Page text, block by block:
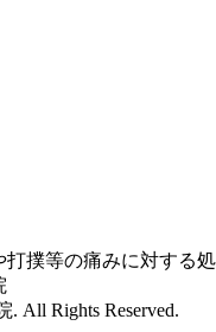
撲等の痛みに対する処
All Rights Reserved.